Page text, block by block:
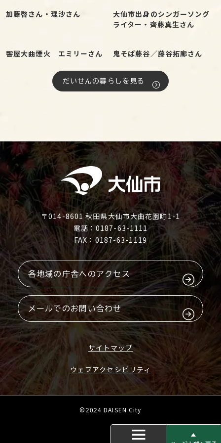
加藤啓さん・理沙さん
大仙市出身のシンガーソング
ライター・齊藤真生さん
響屋大曲煙火 エミリーさん 鬼そば藤谷／藤谷拓廊さん
だいせんの暮らしを見る
〒014-8601 秋田県大仙市大曲花園町1-1
電話：0187-63-1111
FAX：0187-63-1119
各地域の庁舎へのアクセス
メールでのお問い合わせ
サイトマップ
ウェブアクセシビリティ
©2024 DAISEN City